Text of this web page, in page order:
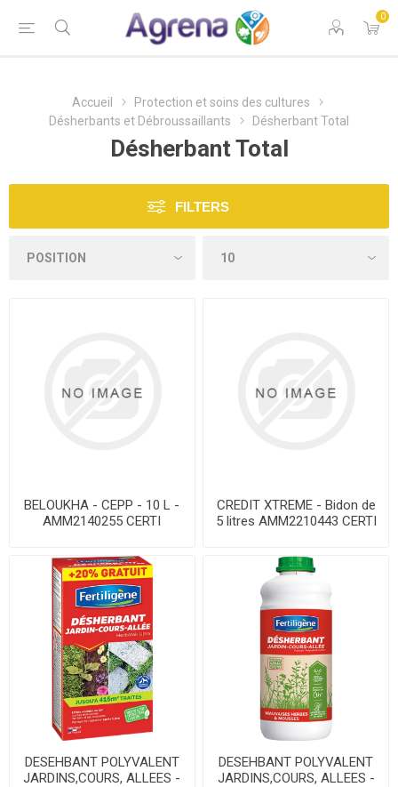
0
Accueil
Protection et soins des cultures
Désherbants et Débroussaillants
Désherbant Total
Désherbant Total
FILTERS
BELOUKHA - CEPP - 10 L -
AMM2140255 CERTI
CREDIT XTREME - Bidon de
5 litres AMM2210443 CERTI
DESEHBANT POLYVALENT
JARDINS,COURS, ALLEES -
DESEHBANT POLYVALENT
JARDINS,COURS, ALLEES -